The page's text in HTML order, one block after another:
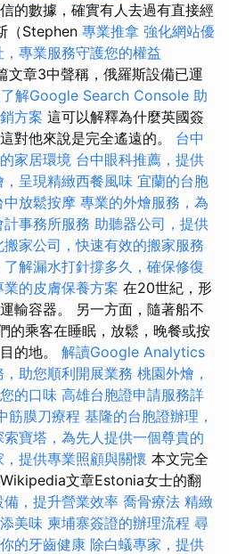
的數據，確實有人去過有直接經
（Stephen 專業推拿 強化網站優
，專業服務守護您的權益
文章3中聲稱，俄羅斯設備已運
解Google Search Console 助
方案 這可以解釋為什麼英國簽
對他來說是完全遙遠的。 台中
家居環境 台中眼科推薦，提供
，呈現精緻西餐風味 宜蘭的台胞
中放鬆按摩 專業的外燴服務，為
計事務所服務 助聽器公司，提供
搬家公司，快速有效的搬家服務
解漏水打針撐多久，確保修復
的皮膚保養方案 在20世紀，形
輸容器。 另一方面，隨著船不
的乘客在睡眠，放鬆，晚餐或按
的地。 解讀Google Analytics
助您順利開展業務 桃園外燴，
的口味 高雄台胞證申請服務詳
筋膜刀療程 基隆的台胞證辦理，
索寶塔，為先人提供一個尊貴的
提供專業照顧與關懷 本文完全
文章Estonia女士的翻
，提升營業效率 喬骨療法 精緻
美味 柬埔寨簽證的辦理流程 尋
的牙齒健康 除白蟻專家，提供